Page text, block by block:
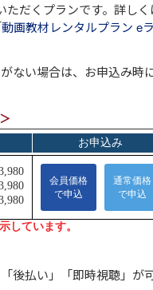
だくプランです。詳しく
動画教材レンタルプラン e
ない場合は、お申込み時
「後払い」 「即時視聴」 が